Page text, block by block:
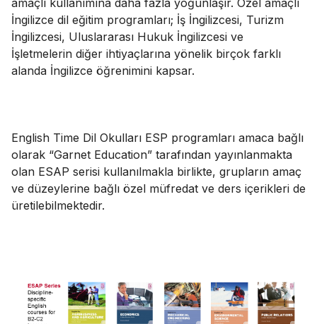
İngilizce dil eğitim programları; İş İngilizcesi, Turizm
İngilizcesi, Uluslararası Hukuk İngilizcesi ve
İşletmelerin diğer ihtiyaçlarına yönelik birçok farklı
alanda İngilizce öğrenimini kapsar.
English Time Dil Okulları ESP programları amaca bağlı
olarak “Garnet Education” tarafından yayınlanmakta
olan ESAP serisi kullanılmakla birlikte, grupların amaç
ve düzeylerine bağlı özel müfredat ve ders içerikleri de
üretilebilmektedir.